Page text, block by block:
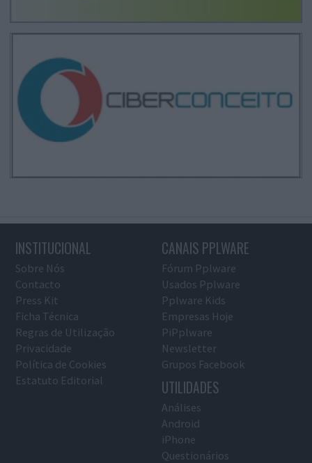
INSTITUCIONAL
Sobre Nós
Contacto
Press Kit
Ficha Técnica
Regras de Utilização
Privacidade
Política de Cookies
Estatuto Editorial
CANAIS PPLWARE
Fórum Pplware
Usados Pplware
Pplware Kids
Empresas Hoje
PiPplware
Newsletter
Grupos Facebook
UTILIDADES
Análises
Android
iPhone
Questionários